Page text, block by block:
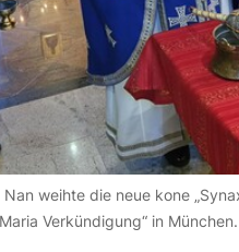
weihte die neue kone
Verkündigung“ in